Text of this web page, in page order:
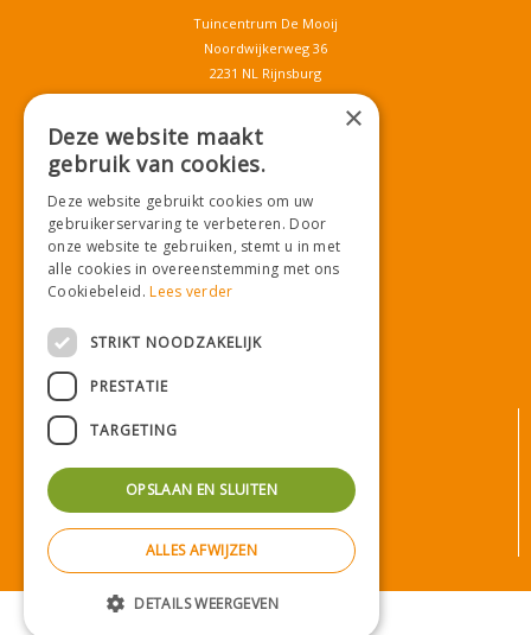
Tuincentrum De Mooij
Noordwijkerweg 36
2231 NL Rijnsburg
T.071-4080959
info@tuincentrumdemooij.nl
Download onze App!
Green Solutions|Tuincentrum Overzicht
×
Deze website maakt
gebruik van cookies.
Deze website gebruikt cookies om uw
gebruikerservaring te verbeteren. Door
onze website te gebruiken, stemt u in met
alle cookies in overeenstemming met ons
Cookiebeleid.Lees verder
STRIKT NOODZAKELIJK
PRESTATIE
TARGETING
OPSLAAN EN SLUITEN
ALLES AFWIJZEN
DETAILS WEERGEVEN